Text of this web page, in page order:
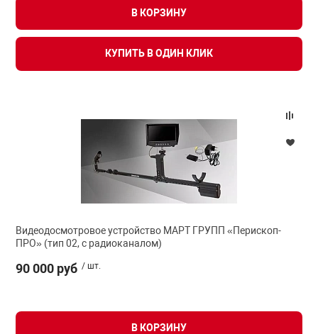
В КОРЗИНУ
КУПИТЬ В ОДИН КЛИК
Видеодосмотровое устройство МАРТ ГРУПП «Перископ-
ПРО» (тип 02, с радиоканалом)
90 000 руб / шт.
В КОРЗИНУ